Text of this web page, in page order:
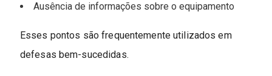
Ausência de informações sobre o equipamento
Esses pontos são frequentemente utilizados em
defesas bem-sucedidas.